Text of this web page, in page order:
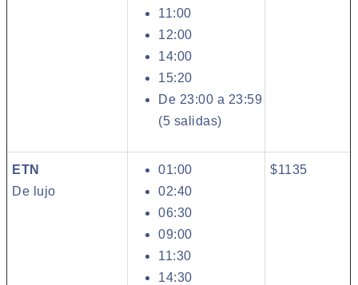
11:00
12:00
14:00
15:20
De 23:00 a 23:59
(5 salidas)
ETN
De lujo
01:00
02:40
06:30
09:00
11:30
14:30
$1135